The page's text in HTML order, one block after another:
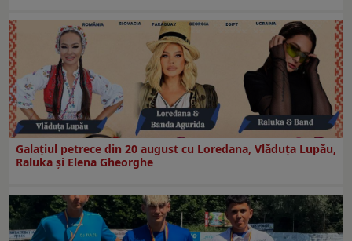
Galaţiul petrece din 20 august cu Loredana, Vlăduța Lupău,
Raluka și Elena Gheorghe